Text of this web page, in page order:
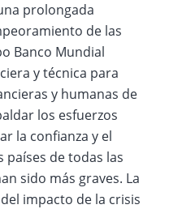
prolongada
de las
Banco Mundial
y técnica para
y humanas de
los esfuerzos
la confianza y el
de todas las
sido más graves. La
impacto de la crisis